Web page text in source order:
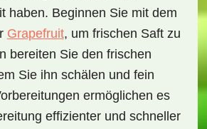
haben. Beginnen Sie mit dem
Grapefruit, um frischen Saft zu
bereiten Sie den frischen
Sie ihn schälen und fein
ermöglichen es
effizienter und schneller